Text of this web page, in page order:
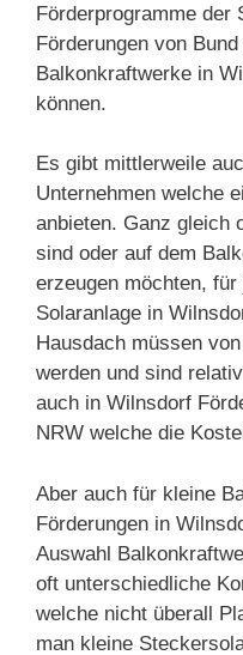
Förderprogramme der
Förderungen von
Balkonkraftwerke in
können.
Es gibt mittlerweile
Unternehmen welche
anbieten. Ganz gleich
sind oder auf dem
erzeugen möchten,
Solaranlage in
Hausdach müssen
werden und sind
auch in Wilnsdorf
NRW welche die
Aber auch für kleine
Förderungen in
Auswahl
oft unterschiedliche
welche nicht überall
man kleine